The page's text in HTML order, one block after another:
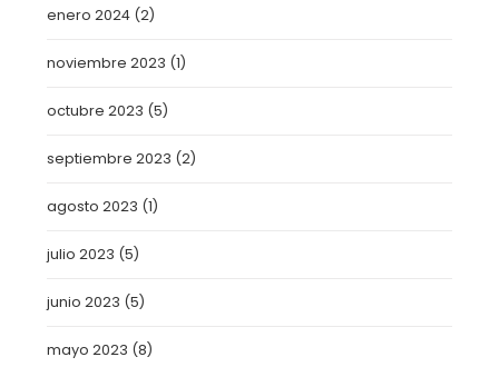
enero 2024 (2)
noviembre 2023 (1)
octubre 2023 (5)
septiembre 2023 (2)
agosto 2023 (1)
julio 2023 (5)
junio 2023 (5)
mayo 2023 (8)